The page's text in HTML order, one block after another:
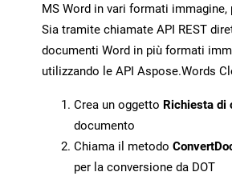
MS Word in vari formati
Sia tramite chiamate API REST
documenti Word in più formati
utilizzando le API Aspose.Words
Crea un oggetto Richiesta di
documento
Chiama il metodo
per la conversione da DOT